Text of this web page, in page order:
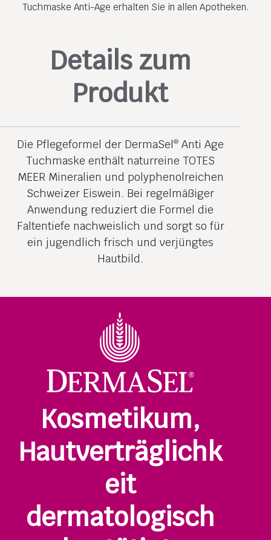
Tuchmaske Anti-Age erhalten Sie in allen Apotheken.
Details zum
Produkt
Die Pflegeformel der DermaSel® Anti Age
Tuchmaske enthält naturreine TOTES
MEER Mineralien und polyphenol­reichen
Schweizer Eiswein. Bei regelmäßiger
Anwendung reduziert die Formel die
Faltentiefe nachweislich und sorgt so für
ein jugendlich frisch und verjüngtes
Hautbild.
Kosmetikum,
Hautverträglichk
eit
dermatologisch